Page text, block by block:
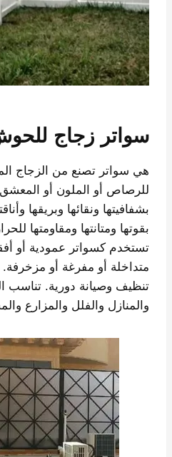
سواتر زجاج
هي سواتر تصنع من الزجاج
للرصاص أو الملون أو
بشفافيتها ونقائها وبريقها
بقوتها ومتانتها ومقاومتها
تستخدم كسواتر عمودية أو
متداخلة أو مفرغة أو مزخرفة.
تنظيف وصيانة دورية. تناسب
والمنازل والفلل والمزارع